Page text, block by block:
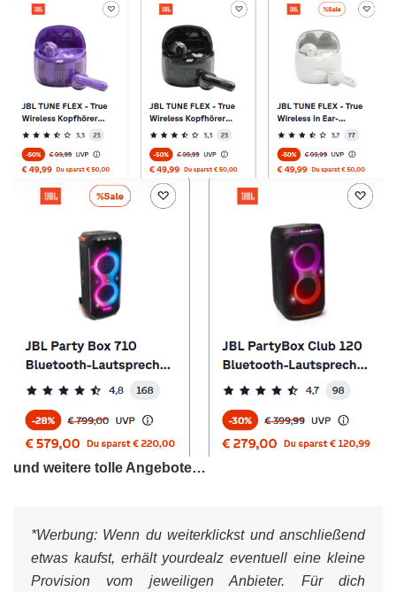
und weitere tolle Angebote…
*Werbung: Wenn du weiterklickst und anschließend
etwas kaufst, erhält yourdealz eventuell eine kleine
Provision vom jeweiligen Anbieter. Für dich